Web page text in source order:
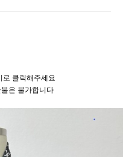
클릭해주세요
은 불가합니다